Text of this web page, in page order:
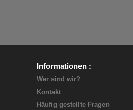
Informationen
Wer sind wir?
Kontakt
Häufig gestellte Fragen